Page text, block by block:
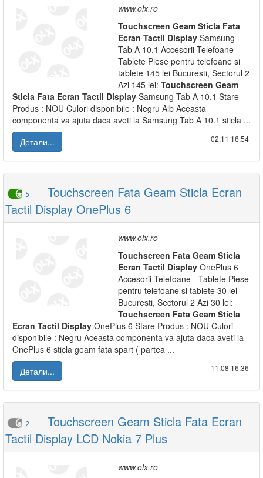
www.olx.ro
Touchscreen Geam Sticla Fata
Ecran Tactil Display Samsung
Tab A 10.1 Accesorii Telefoane -
Tablete Piese pentru telefoane si
tablete 145 lei Bucuresti, Sectorul 2
Azi 145 lei: Touchscreen Geam
Sticla Fata Ecran Tactil Display Samsung Tab A 10.1 Stare
Produs : NOU Culori disponibile : Negru Alb Aceasta
componenta va ajuta daca aveti la Samsung Tab A 10.1 sticla ...
Детали...
02.11|16:54
5
Touchscreen Fata Geam Sticla Ecran
Tactil Display OnePlus 6
www.olx.ro
Touchscreen Fata Geam Sticla
Ecran Tactil Display OnePlus 6
Accesorii Telefoane - Tablete Piese
pentru telefoane si tablete 30 lei
Bucuresti, Sectorul 2 Azi 30 lei:
Touchscreen Fata Geam Sticla
Ecran Tactil Display OnePlus 6 Stare Produs : NOU Culori
disponibile : Negru Aceasta componenta va ajuta daca aveti la
OnePlus 6 sticla geam fata spart ( partea ...
Детали...
11.08|16:36
2
Touchscreen Geam Sticla Fata Ecran
Tactil Display LCD Nokia 7 Plus
www.olx.ro